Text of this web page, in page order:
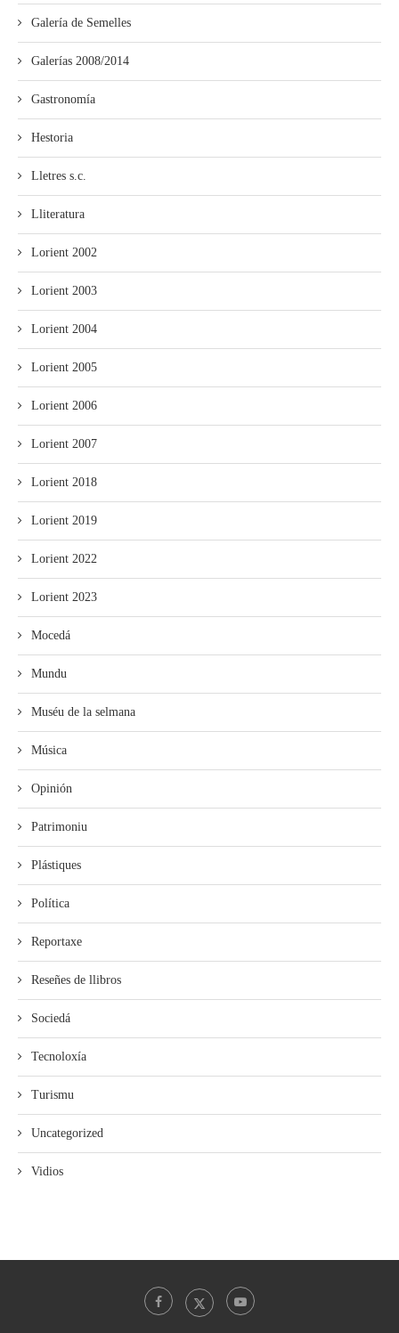
Galería de Semelles
Galerías 2008/2014
Gastronomía
Hestoria
Lletres s.c.
Lliteratura
Lorient 2002
Lorient 2003
Lorient 2004
Lorient 2005
Lorient 2006
Lorient 2007
Lorient 2018
Lorient 2019
Lorient 2022
Lorient 2023
Mocedá
Mundu
Muséu de la selmana
Música
Opinión
Patrimoniu
Plástiques
Política
Reportaxe
Reseñes de llibros
Sociedá
Tecnoloxía
Turismu
Uncategorized
Vidios